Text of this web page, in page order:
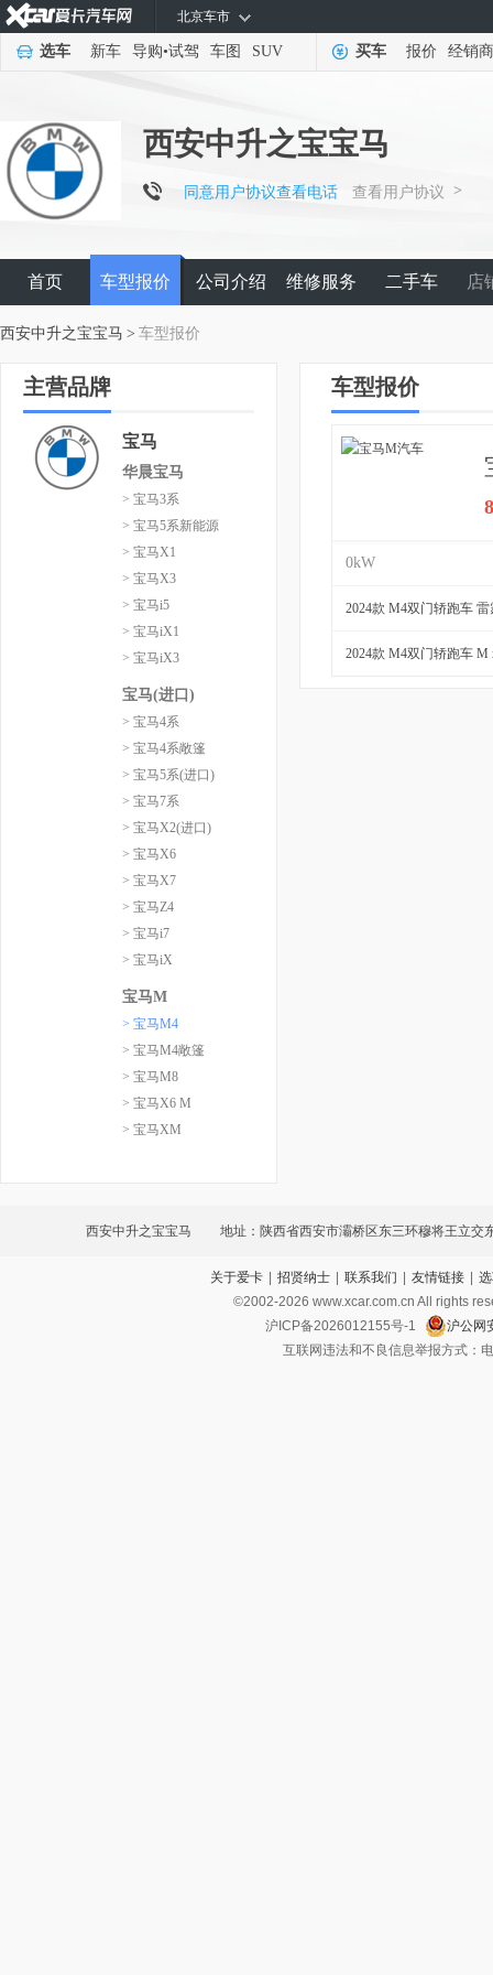
北京车市
选车 新车 导购•试驾 车图 SUV 买车 报价 经销商
西安中升之宝宝马
同意用户协议查看电话 查看用户协议 >
首页 车型报价 公司介绍 维修服务 二手车 店
西安中升之宝宝马 > 车型报价
主营品牌
宝马
华晨宝马
> 宝马3系
> 宝马5系新能源
> 宝马X1
> 宝马X3
> 宝马i5
> 宝马iX1
> 宝马iX3
宝马(进口)
> 宝马4系
> 宝马4系敞篷
> 宝马5系(进口)
> 宝马7系
> 宝马X2(进口)
> 宝马X6
> 宝马X7
> 宝马Z4
> 宝马i7
> 宝马iX
宝马M
> 宝马M4
> 宝马M4敞篷
> 宝马M8
> 宝马X6 M
> 宝马XM
车型报价
0kW
2024款 M4双门轿跑车 雷
2024款 M4双门轿跑车 M
西安中升之宝宝马 地址：陕西省西安市灞桥区东三环穆将王立交
关于爱卡 招贤纳士 联系我们 友情链接
©2002-2026 www.xcar.com.cn All rights
沪ICP备2026012155号-1
沪公网
互联网违法和不良信息举报方式：